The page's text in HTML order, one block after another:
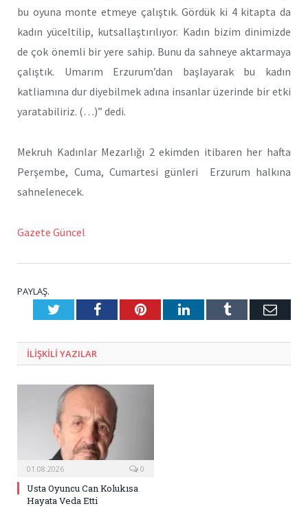
bu oyuna monte etmeye çalıştık. Gördük ki 4 kitapta da
kadın yüceltilip, kutsallaştırılıyor. Kadın bizim dinimizde
de çok önemli bir yere sahip. Bunu da sahneye aktarmaya
çalıştık. Umarım Erzurum’dan başlayarak bu kadın
katliamına dur diyebilmek adına insanlar üzerinde bir etki
yaratabiliriz. (…)” dedi.
Mekruh Kadınlar Mezarlığı 2 ekimden itibaren her hafta
Perşembe, Cuma, Cumartesi günleri Erzurum halkına
sahnelenecek.
Gazete Güncel
PAYLAŞ.
TwitterFacebookPinterestLinkedInTumblr E-
ILIŞKILI YAZILAR
01.08.2026 0
Usta Oyuncu Can Kolukısa
Hayata Veda Etti